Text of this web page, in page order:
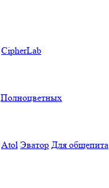
CipherLab
Полноцветных
Atol Эватор Для общепита